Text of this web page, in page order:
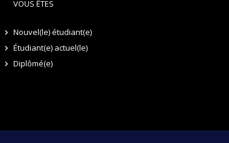
VOUS ÊTES
Nouvel(le) étudiant(e)
Étudiant(e) actuel(le)
Diplômé(e)